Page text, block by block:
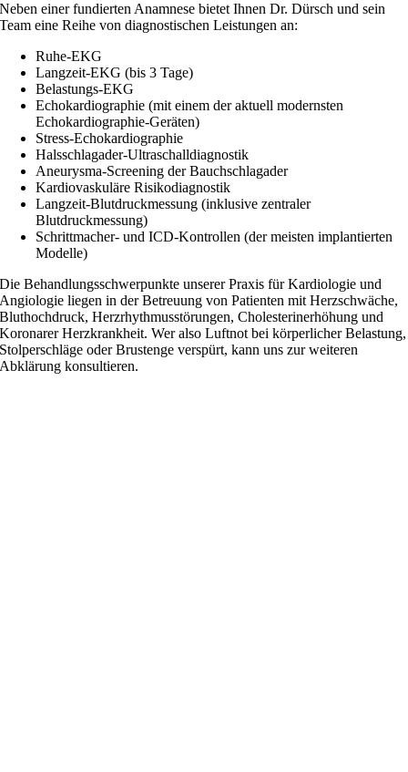
Neben einer fundierten Anamnese bietet Ihnen Dr. Dürsch und sein
Team eine Reihe von diagnostischen Leistungen an:
Ruhe-EKG
Langzeit-EKG (bis 3 Tage)
Belastungs-EKG
Echokardiographie (mit einem der aktuell modernsten
Echokardiographie-Geräten)
Stress-Echokardiographie
Halsschlagader-Ultraschalldiagnostik
Aneurysma-Screening der Bauchschlagader
Kardiovaskuläre Risikodiagnostik
Langzeit-Blutdruckmessung (inklusive zentraler
Blutdruckmessung)
Schrittmacher- und ICD-Kontrollen (der meisten implantierten
Modelle)
Die Behandlungsschwerpunkte unserer Praxis für Kardiologie und
Angiologie liegen in der Betreuung von Patienten mit Herzschwäche,
Bluthochdruck, Herzrhythmusstörungen, Cholesterinerhöhung und
Koronarer Herzkrankheit. Wer also Luftnot bei körperlicher Belastung,
Stolperschläge oder Brustenge verspürt, kann uns zur weiteren
Abklärung konsultieren.